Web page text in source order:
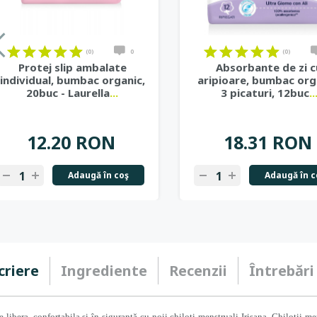
(0) 0
Protej slip ambalate
individual, bumbac organic,
20buc - Laurella...
12.20 RON
Adaugă în coş
(0)
Absorbante de zi
aripioare, bumbac
3 picaturi, 12buc...
18.31 RON
Adaugă în
+
- +
-
on
on on
on on
on on
on on
on on
on on
on on
on on
on
Ingrediente Recenzii Întrebări